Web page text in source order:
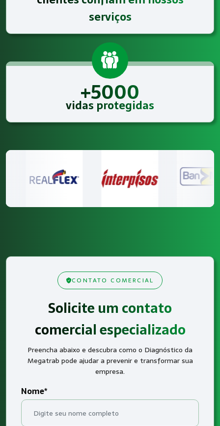
serviços
+5000
vidas protegidas
CONTATO COMERCIAL
Solicite um contato
comercial especializado
Preencha abaixo e descubra como o Diagnóstico da
Megatrab pode ajudar a prevenir e transformar sua
empresa.
Nome*